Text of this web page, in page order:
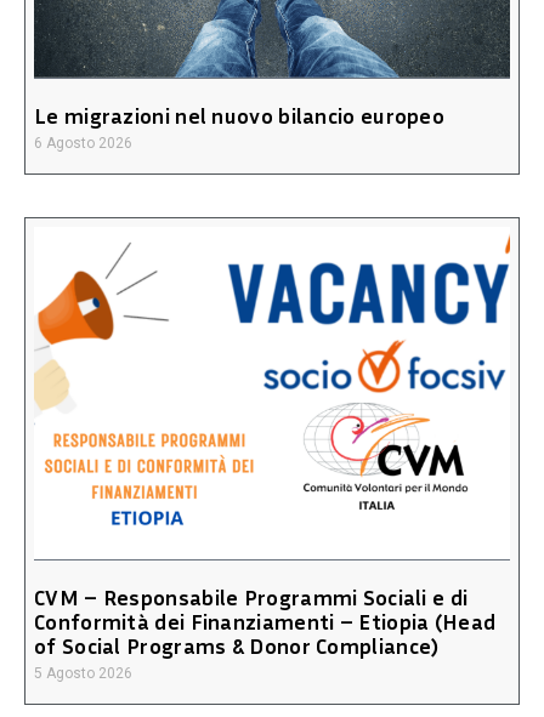
Le migrazioni nel nuovo bilancio europeo
6 Agosto 2026
CVM – Responsabile Programmi Sociali e di
Conformità dei Finanziamenti – Etiopia (Head
of Social Programs & Donor Compliance)
5 Agosto 2026